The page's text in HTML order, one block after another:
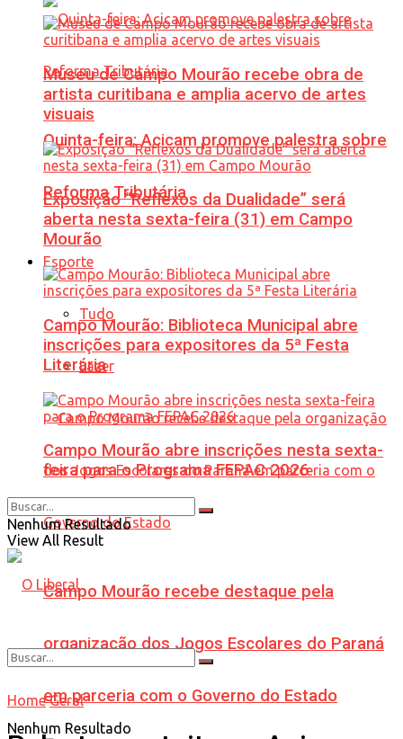
Quinta-feira: Acicam promove palestra sobre
Reforma Tributária
Esporte
Tudo
Lazer
Campo Mourão recebe destaque pela
organização dos Jogos Escolares do Paraná
em parceria com o Governo do Estado
Museu de Campo Mourão recebe obra de
artista curitibana e amplia acervo de artes
visuais
Exposição “Reflexos da Dualidade” será
aberta nesta sexta-feira (31) em Campo
Mourão
Campo Mourão: Biblioteca Municipal abre
inscrições para expositores da 5ª Festa
Literária
Campo Mourão abre inscrições nesta sexta-
feira para o Programa FEPAC 2026
Nenhum Resultado
View All Result
Nenhum Resultado
Home Geral